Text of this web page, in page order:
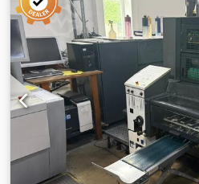
ελέγχου και διαχείρισης
InlineColorPilot: Σύστημα
ρύθμισης χρωμάτων & ColorPilot
σύστημα μέτρησης χρωμάτων
Σύστημα επιθεώρησης φύλλων
εκτύπωσης Σύστημα
συστήματος τοποθέτησης APL
σύστημα αλλαγής πλακών):
πλακών με μηχανοκίνητη σύσφιξη
πλακών εκτύπωσης 2xIR/TL
μεταξύ των 2 μονάδων βερνικιού